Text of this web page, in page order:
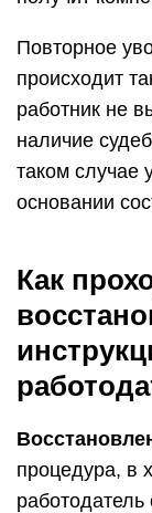
Повторное
происходит
работник не
наличие
таком случае
основании
Как
процедура, в